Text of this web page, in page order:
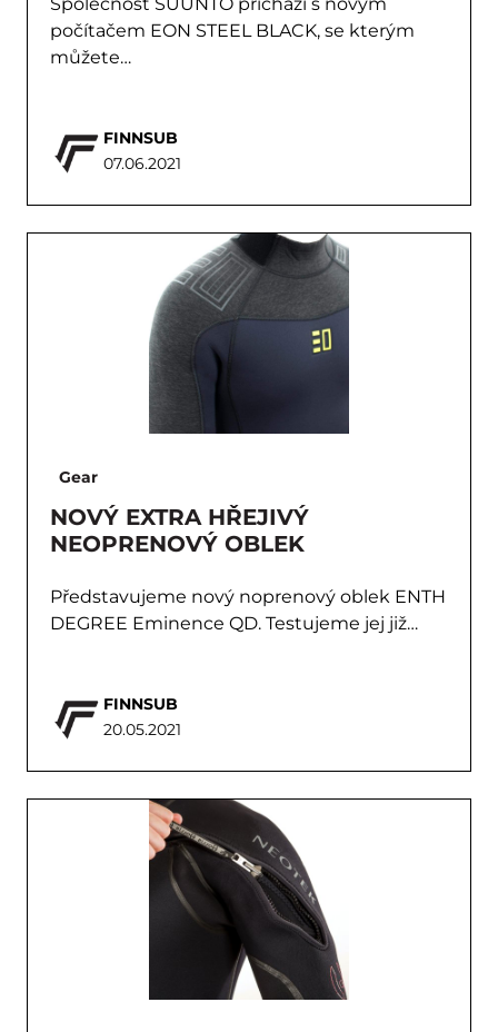
počítačem EON STEEL BLACK, se kterým
můžete…
FINNSUB
07.06.2021
Gear
NOVÝ EXTRA HŘEJIVÝ
NEOPRENOVÝ OBLEK
Představujeme nový noprenový oblek ENTH
DEGREE Eminence QD. Testujeme jej již…
FINNSUB
20.05.2021